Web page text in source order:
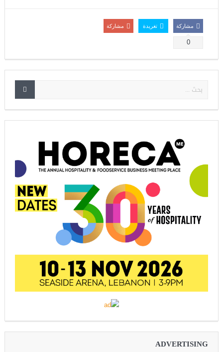
مشاركة
0
تغريدة مشاركة
ADVERTISING